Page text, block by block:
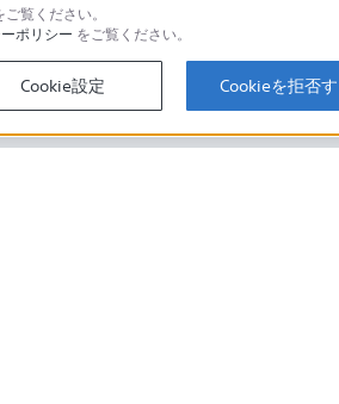
するご利用ガイド・お問
スに関してのご案内はこちら
ご覧ください。
ポリシー をご覧ください。
Cookie設定 Cookieを拒否